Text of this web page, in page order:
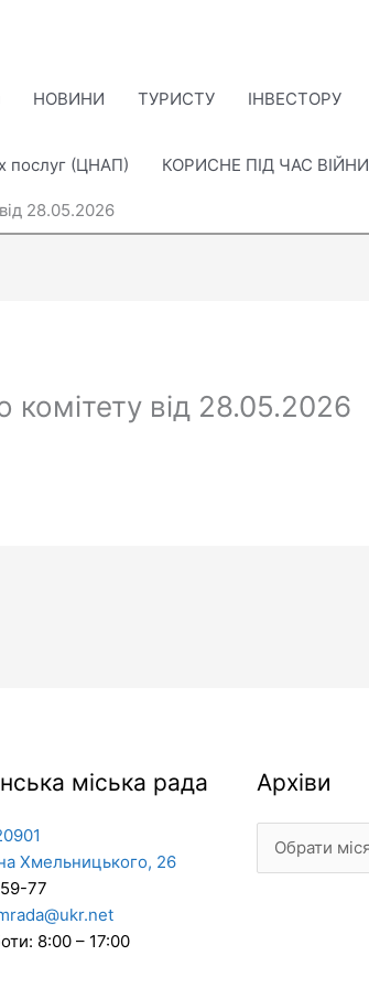
НОВИНИ ТУРИСТУ ІНВЕСТОРУ
послуг (ЦНАП) КОРИСНЕ ПІД ЧАС ВІЙНИ
28.05.2026
комітету від 28.05.2026
міська рада
Хмельницького, 26
77
8:00 – 17:00
Архіви
Архіви